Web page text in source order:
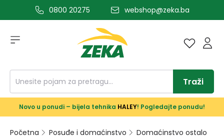
glavni sadržaj0800 20275 webshop@zeka.ba
Traži
Novo u ponudi – bijela tehnika HALEY! Pogledajte ponudu!
Početna Posuđe i domaćinstvo
Domaćinstvo ostalo